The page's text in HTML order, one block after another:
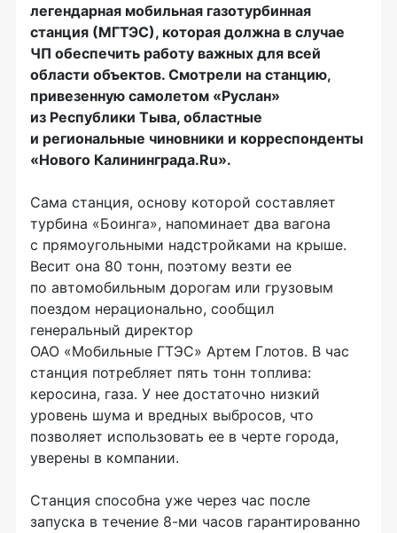
легендарная мобильная газотурбинная
станция (МГТЭС), которая должна в случае
ЧП обеспечить работу важных для всей
области объектов. Смотрели на станцию,
привезенную самолетом «Руслан»
из Республики Тыва, областные
и региональные чиновники и корреспонденты
«Нового Калининграда.Ru».
Сама станция, основу которой составляет
турбина «Боинга», напоминает два вагона
с прямоугольными надстройками на крыше.
Весит она 80 тонн, поэтому везти ее
по автомобильным дорогам или грузовым
поездом нерационально, сообщил
генеральный директор
ОАО «Мобильные ГТЭС» Артем Глотов. В час
станция потребляет пять тонн топлива:
керосина, газа. У нее достаточно низкий
уровень шума и вредных выбросов, что
позволяет использовать ее в черте города,
уверены в компании.
Станция способна уже через час после
запуска в течение 8-ми часов гарантированно